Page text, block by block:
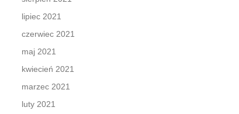
lipiec 2021
czerwiec 2021
maj 2021
kwiecień 2021
marzec 2021
luty 2021